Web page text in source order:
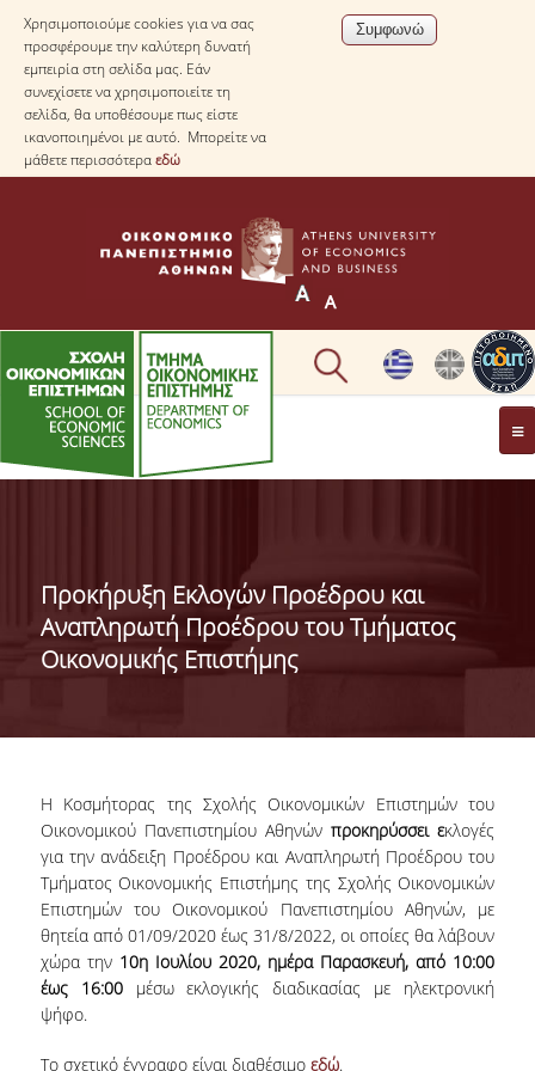
Χρησιμοποιούμε cookies για να σας
προσφέρουμε την καλύτερη δυνατή
εμπειρία στη σελίδα μας. Εάν
συνεχίσετε να χρησιμοποιείτε τη
σελίδα, θα υποθέσουμε πως είστε
ικανοποιημένοι με αυτό. Μπορείτε να
μάθετε περισσότεραεδώ
ΤΟ TΜΗΜΑ
ΔΙΟΙΚΗΣΗ ΤΟΥ ΤΜΗΜΑΤΟΣ
ΓΙΑ ΜΑΘΗΤΕΣ Γ' ΛΥΚΕΙΟΥ
ΑΝΘΡΩΠΙΝΟ ΔΥΝΑΜΙΚΟ
ΕΠΙΤΙΜΟΙ ΔΙΔΑΚΤΟΡΕΣ
ΜΕΤΑΔΙΔΑΚΤΟΡΕΣ
ΕΙΔΙΚΟ ΠΡΟΣΩΠΙΚΟ
ΑΚΑΔΗΜΑΪΚΟΙ ΥΠΟΤΡΟΦΟΙ
Προκήρυξη Εκλογών Προέδρου και
Αναπληρωτή Προέδρου του Τμήματος
Οικονομικής Επιστήμης
Η Κοσμήτορας της Σχολής Οικονομικών Επιστημών του
Οικονομικού Πανεπιστημίου Αθηνώνπροκηρύσσειεκλογές
για την ανάδειξη Προέδρου και Αναπληρωτή Προέδρου του
Τμήματος Οικονομικής Επιστήμης της Σχολής Οικονομικών
Επιστημών του Οικονομικού Πανεπιστημίου Αθηνών, με
θητεία από 01/09/2020 έως 31/8/2022, οι οποίες θα λάβουν
χώρα την 10ηΙουλίου 2020, ημέρα Παρασκευή, από 10:00
έως 16:00 μέσω εκλογικής διαδικασίας με ηλεκτρονική
ψήφο.
Το σχετικό έγγραφο είναι διαθέσιμο εδώ.